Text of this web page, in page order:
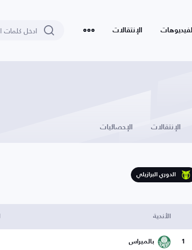
الفيديوهات الإنتقالات
الإنتقالات الإحصائيات
الدوري البرازيلي
الأندية
1 بالميراس